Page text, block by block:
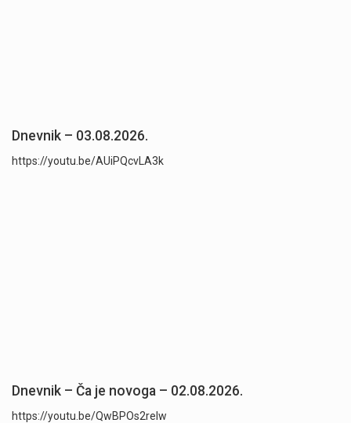
Dnevnik – 03.08.2026.
https://youtu.be/AUiPQcvLA3k
Dnevnik – Ča je novoga – 02.08.2026.
https://youtu.be/QwBPOs2reIw